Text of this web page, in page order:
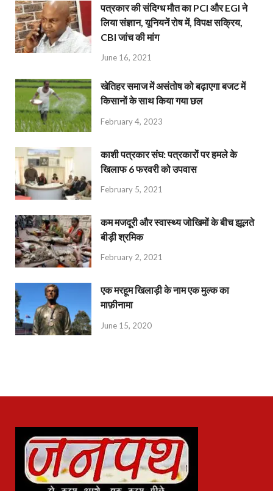
पत्रकार की संदिग्ध मौत का PCI और EGI ने
लिया संज्ञान, यूनियनें रोष में, विपक्ष सक्रिय,
CBI जांच की मांग
June 16, 2021
खेतिहर समाज में असंतोष को बढ़ाएगा बजट में
किसानों के साथ किया गया छल
February 4, 2023
काशी पत्रकार संघ: पत्रकारों पर हमले के
खिलाफ 6 फरवरी को उपवास
February 5, 2021
कम मजदूरी और स्वास्थ्य जोखिमों के बीच झूलते
बीड़ी श्रमिक
February 2, 2021
एक मरहूम खिलाड़ी के नाम एक मुल्क का
माफ़ीनामा
June 15, 2020